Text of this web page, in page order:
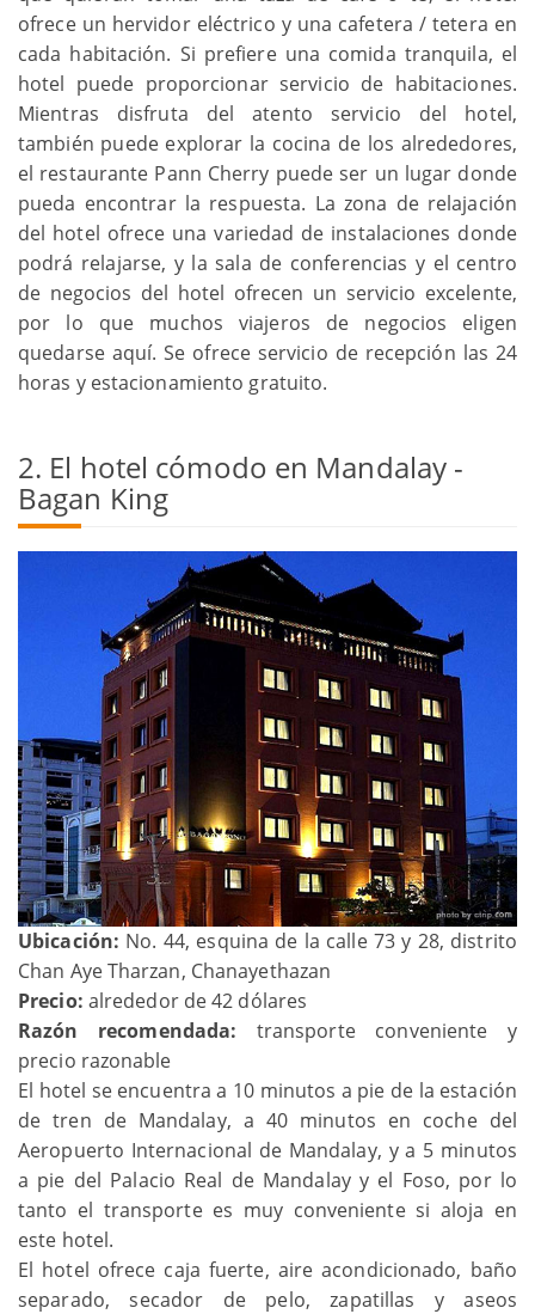
ofrece un hervidor eléctrico y una cafetera / tetera en
cada habitación. Si prefiere una comida tranquila, el
hotel puede proporcionar servicio de habitaciones.
Mientras disfruta del atento servicio del hotel,
también puede explorar la cocina de los alrededores,
el restaurante Pann Cherry puede ser un lugar donde
pueda encontrar la respuesta. La zona de relajación
del hotel ofrece una variedad de instalaciones donde
podrá relajarse, y la sala de conferencias y el centro
de negocios del hotel ofrecen un servicio excelente,
por lo que muchos viajeros de negocios eligen
quedarse aquí. Se ofrece servicio de recepción las 24
horas y estacionamiento gratuito.
2. El hotel cómodo en Mandalay -
Bagan King
Ubicación: No. 44, esquina de la calle 73 y 28, distrito
Chan Aye Tharzan, Chanayethazan
Precio: alrededor de 42 dólares
Razón recomendada: transporte conveniente y
precio razonable
El hotel se encuentra a 10 minutos a pie de la estación
de tren de Mandalay, a 40 minutos en coche del
Aeropuerto Internacional de Mandalay, y a 5 minutos
a pie del Palacio Real de Mandalay y el Foso, por lo
tanto el transporte es muy conveniente si aloja en
este hotel.
El hotel ofrece caja fuerte, aire acondicionado, baño
separado, secador de pelo, zapatillas y aseos